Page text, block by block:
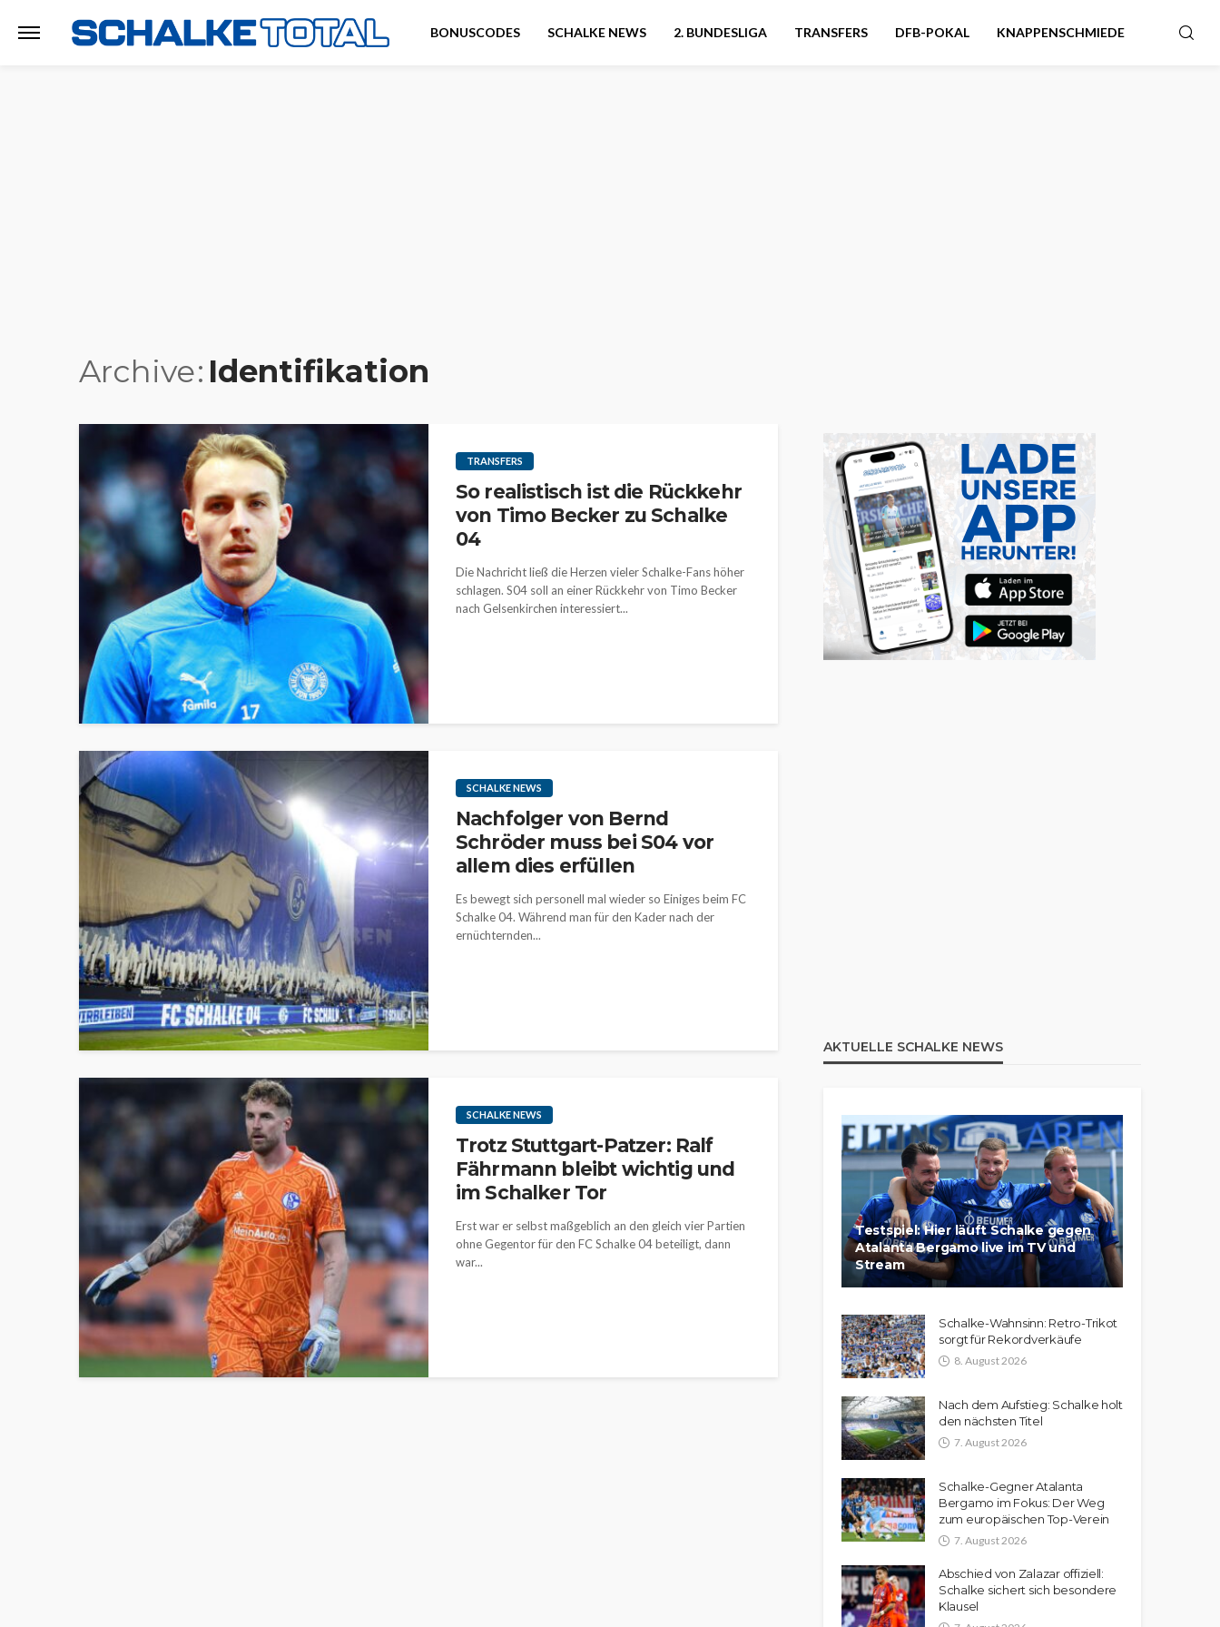
BONUSCODES SCHALKE NEWS 2. BUNDESLIGA TRANSFERS DFB-POKAL KNAPPENSCHMIEDE
Archive Identifikation
TRANSFERS
So realistisch ist die Rückkehr
von Timo Becker zu Schalke
04
Die Nachricht ließ die Herzen vieler Schalke-Fans höher
schlagen. S04 soll an einer Rückkehr von Timo Becker
nach Gelsenkirchen interessiert...
SCHALKE NEWS
Nachfolger von Bernd
Schröder muss bei S04 vor
allem dies erfüllen
Es bewegt sich personell mal wieder so Einiges beim FC
Schalke 04. Während man für den Kader nach der
ernüchternden...
SCHALKE NEWS
Trotz Stuttgart-Patzer: Ralf
Fährmann bleibt wichtig und
im Schalker Tor
Erst war er selbst maßgeblich an den gleich vier Partien
ohne Gegentor für den FC Schalke 04 beteiligt, dann
war...
AKTUELLE SCHALKE NEWS
Testspiel: Hier läuft Schalke gegen
Atalanta Bergamo live im TV und
Stream
Schalke-Wahnsinn: Retro-Trikot
sorgt für Rekordverkäufe
8. August 2026
Nach dem Aufstieg: Schalke holt
den nächsten Titel
7. August 2026
Schalke-Gegner Atalanta
Bergamo im Fokus: Der Weg
zum europäischen Top-Verein
7. August 2026
Abschied von Zalazar offiziell:
Schalke sichert sich besondere
Klausel